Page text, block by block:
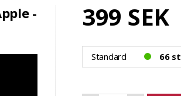
- 399 SEK
Standard 66 st